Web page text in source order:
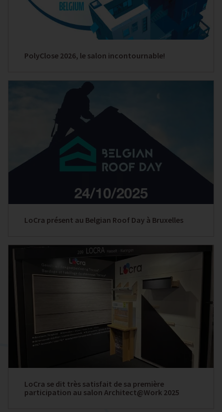
PolyClose 2026, le salon incontournable!
LoCra présent au Belgian Roof Day à Bruxelles
LoCra se dit très satisfait de sa première
participation au salon Architect@Work 2025